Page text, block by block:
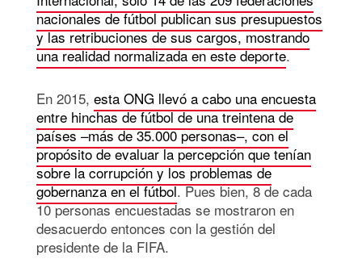
nacionales de fútbol publican sus presupuestos
y las retribuciones de sus cargos, mostrando
una realidad normalizada en este deporte.
En 2015, esta ONG llevó a cabo una encuesta
entre hinchas de fútbol de una treintena de
países –más de 35.000 personas–, con el
propósito de evaluar la percepción que tenían
sobre la corrupción y los problemas de
gobernanza en el fútbol. Pues bien, 8 de cada
10 personas encuestadas se mostraron en
desacuerdo entonces con la gestión del
presidente de la FIFA.